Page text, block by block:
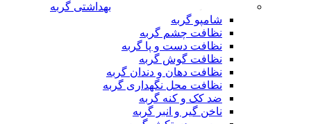
بهداشتی گربه
شامپو گربه
نظافت چشم گربه
نظافت دست و پا گربه
نظافت گوش گربه
نظافت دهان و دندان گربه
نظافت محل نگهداری گربه
ضد کک و کنه گربه
ناخن گیر و انبر گربه